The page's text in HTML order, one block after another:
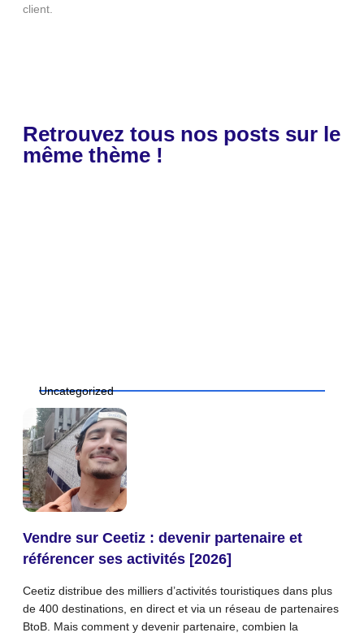
client.
Retrouvez tous nos posts sur le
même thème !
Uncategorized
Vendre sur Ceetiz : devenir partenaire et
référencer ses activités [2026]
Ceetiz distribue des milliers d’activités touristiques dans plus
de 400 destinations, en direct et via un réseau de partenaires
BtoB. Mais comment y devenir partenaire, combien la